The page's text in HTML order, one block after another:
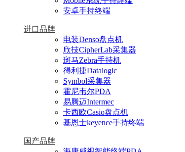
安卓手持终端
进口品牌
电装Denso盘点机
欣技CipherLab采集器
斑马Zebra手持机
得利捷Datalogic
Symbol采集器
霍尼韦尔PDA
易腾迈Intermec
卡西欧Casio盘点机
基恩士keyence手持终端
国产品牌